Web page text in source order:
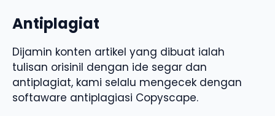
Antiplagiat
Dijamin konten artikel yang dibuat ialah
tulisan orisinil dengan ide segar dan
antiplagiat, kami selalu mengecek dengan
softaware antiplagiasi Copyscape.